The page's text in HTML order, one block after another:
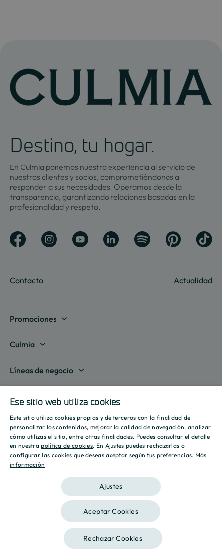
Destino, tu hogar.
En Culmia ponemos nuestra experiencia al servicio de
nuestros clientes y socios, comprometiéndonos a
responder a sus necesidades. Operamos desde la
transparencia, garantizando relaciones basadas en la
profesionalidad y respeto.
Contacto Actualidad
Promociones
Madrid
Valencia
Sevilla
Islas Baleares
Mostrar todas
Culmia
Sobre nosotros
Destino Culmia
Sala de prensa
Informes
Iniciativas
Culmia Challenges
Culmia Fest
Trabaja con nosotros
Líneas de negocio
Vivienda Alquiler
Gestión de Suelo
Actualidad
Culmia es noticia
Tendencias
Estilo de vida
Sostenibilidad
Recursos
Guías
Calculadora Hipotecaria
Calculadora Energética
Política de privacidad Política de Cookies
2026 Culmia • Todos los derechos reservados
Este sitio está registrado en wpml.org
como sitio de desarrollo. Cambia a una
clave de sitio de producción en
remove this banner
SPANISH
ENGLISH
Ese sitio web utiliza cookies
Este sitio utiliza cookies propias y de terceros con la finalidad de
personalizar los contenidos, mejorar la calidad de navegación, analizar
cómo utilizas el sitio, entre otras finalidades. Puedes consultar el detalle
en nuestrapolítica de cookies. En Ajustes puedes rechazarlas o
configurar las cookies que deseas aceptar según tus preferencias. Más
información
Ajustes
Aceptar Cookies
Rechazar Cookies